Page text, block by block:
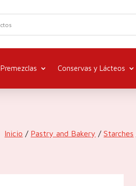
Premezclas Conservas y Lácteos
Inicio / Pastry and Bakery /Starches